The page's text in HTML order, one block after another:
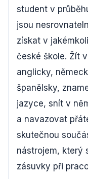
student v
jsou
získat v
české škole. Žít
anglicky,
španělsky,
jazyce, snít v
a navazovat
skutečnou
nástrojem, který
zásuvky při